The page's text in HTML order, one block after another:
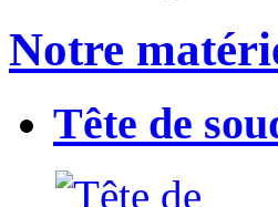
Notre
Tête de